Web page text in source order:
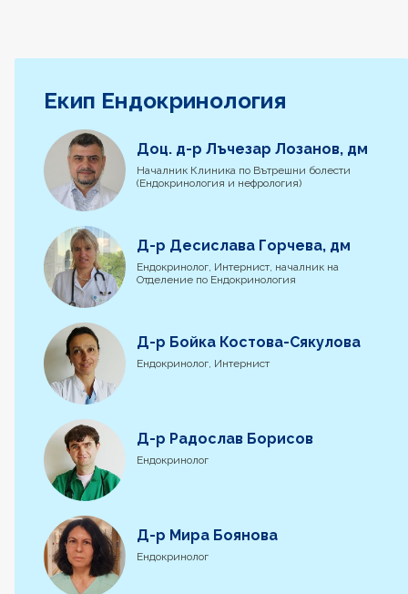
Екип Ендокринология
Доц. д-р Лъчезар Лозанов, дм
Началник Клиника по Вътрешни болести
(Ендокринология и нефрология)
Д-р Десислава Горчева, дм
Ендокринолог, Интернист, началник на
Отделение по Ендокринология
Д-р Бойка Костова-Сякулова
Ендокринолог, Интернист
Д-р Радослав Борисов
Ендокринолог
Д-р Мира Боянова
Ендокринолог